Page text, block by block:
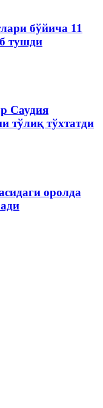
бўйича 11
тушди
Саудия
тўлиқ тўхтатди
оролда